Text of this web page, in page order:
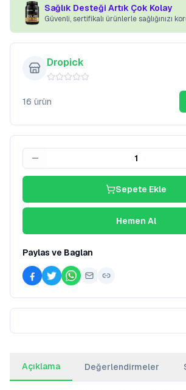
Sağlık Desteği Artık Çok Kolay
Güvenli, sertifikalı ürünlerle sağlığınızı
Dropick
16 ürün
1
Sepete Ekle
Hemen Al
Paylas ve Baglan
Açıklama Değerlendirmeler